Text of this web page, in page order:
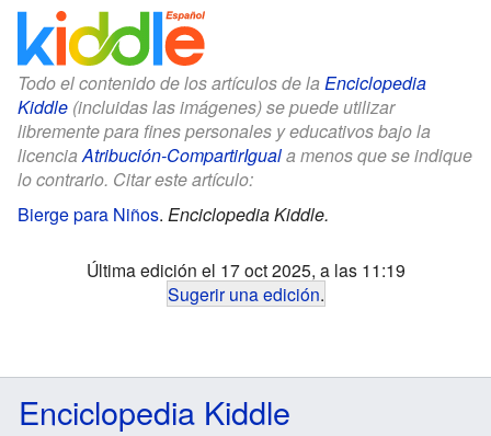
Todo el contenido de los artículos de la Enciclopedia
Kiddle (incluidas las imágenes) se puede utilizar
libremente para fines personales y educativos bajo la
licenciaAtribución-CompartirIguala menos que se indique
lo contrario. Citar este artículo:
Bierge para Niños. Enciclopedia Kiddle.
Última edición el 17 oct 2025, a las 11:19
Sugerir una edición.
Enciclopedia Kiddle